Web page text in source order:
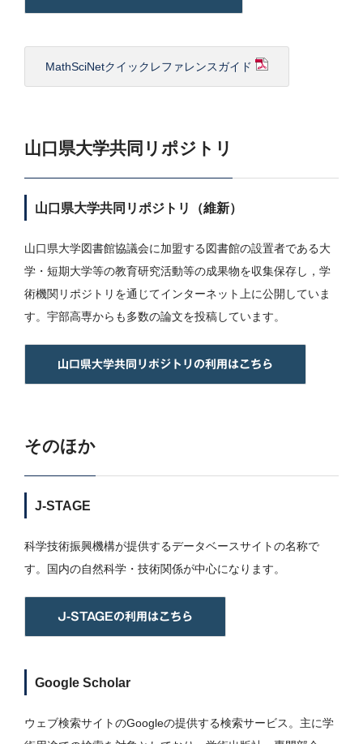
MathSciNetクイックレファレンスガイド
山口県大学共同リポジトリ
山口県大学共同リポジトリ（維新）
山口県大学図書館協議会に加盟する図書館の設置者である大
学・短期大学等の教育研究活動等の成果物を収集保存し，学
術機関リポジトリを通じてインターネット上に公開していま
す。宇部高専からも多数の論文を投稿しています。
山口県大学共同リポジトリの利用はこちら
そのほか
J-STAGE
科学技術振興機構が提供するデータベースサイトの名称で
す。国内の自然科学・技術関係が中心になります。
J-STAGEの利用はこちら
Google Scholar
ウェブ検索サイトのGoogleの提供する検索サービス。主に学